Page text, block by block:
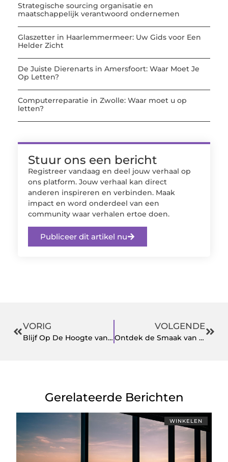
Strategische sourcing organisatie en
maatschappelijk verantwoord ondernemen
Glaszetter in Haarlemmermeer: Uw Gids voor Een
Helder Zicht
De Juiste Dierenarts in Amersfoort: Waar Moet Je
Op Letten?
Computerreparatie in Zwolle: Waar moet u op
letten?
Stuur ons een bericht
Registreer vandaag en deel jouw verhaal op
ons platform. Jouw verhaal kan direct
anderen inspireren en verbinden. Maak
impact en word onderdeel van een
community waar verhalen ertoe doen.
Publiceer dit artikel nu
VORIG
Blijf Op De Hoogte van Het Laatste Nieuws in Purmerend
VOLGENDE
Ontdek de Smaak van Restaurant Purmerend
Gerelateerde Berichten
WINKELEN